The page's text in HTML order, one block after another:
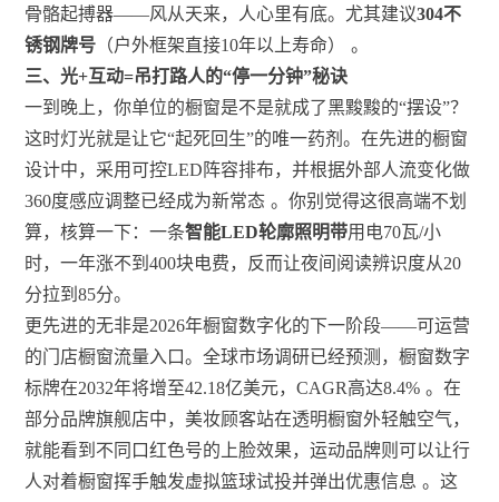
骨骼起搏器——风从天来，人心里有底。尤其建议304不
锈钢牌号 （户外框架直接10年以上寿命）
。
三、光+互动=吊打路人的“停一分钟”秘诀
一到晚上，你单位的橱窗是不是就成了黑黢黢的“摆设”？
这时灯光就是让它“起死回生”的唯一药剂。在先进的橱窗
设计中，采用可控LED阵容排布，并根据外部人流变化做
360度感应调整已经成为新常态 。你别觉得这很高端不划
算，核算一下：一条智能LED轮廓照明带用电70瓦/小
时，一年涨不到400块电费，反而让夜间阅读辨识度从20
分拉到85分。
更先进的无非是2026年橱窗数字化的下一阶段——可运营
的门店橱窗流量入口。全球市场调研已经预测，橱窗数字
标牌在2032年将增至42.18亿美元，CAGR高达8.4% 。在
部分品牌旗舰店中，美妆顾客站在透明橱窗外轻触空气，
就能看到不同口红色号的上脸效果，运动品牌则可以让行
人对着橱窗挥手触发虚拟篮球试投并弹出优惠信息 。这